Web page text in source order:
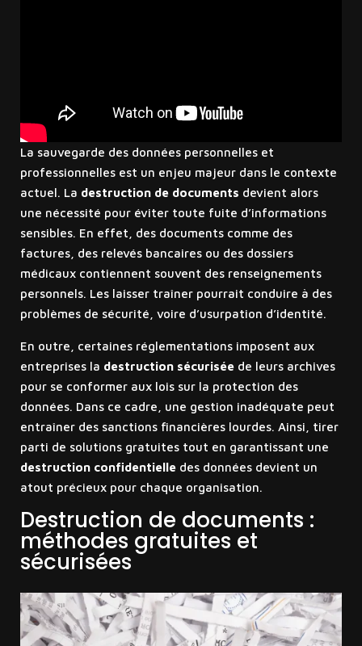
La sauvegarde des données personnelles et
professionnelles est un enjeu majeur dans le contexte
actuel. La destruction de documents devient alors
une nécessité pour éviter toute fuite d’informations
sensibles. En effet, des documents comme des
factures, des relevés bancaires ou des dossiers
médicaux contiennent souvent des renseignements
personnels. Les laisser traîner pourrait conduire à des
problèmes de sécurité, voire d’usurpation d’identité.
En outre, certaines réglementations imposent aux
entreprises la destruction sécuriséede leurs archives
pour se conformer aux lois sur la protection des
données. Dans ce cadre, une gestion inadéquate peut
entraîner des sanctions financières lourdes. Ainsi, tirer
parti de solutions gratuites tout en garantissant une
destruction confidentielledes données devient un
atout précieux pour chaque organisation.
Destruction de documents :
méthodes gratuites et
sécurisées